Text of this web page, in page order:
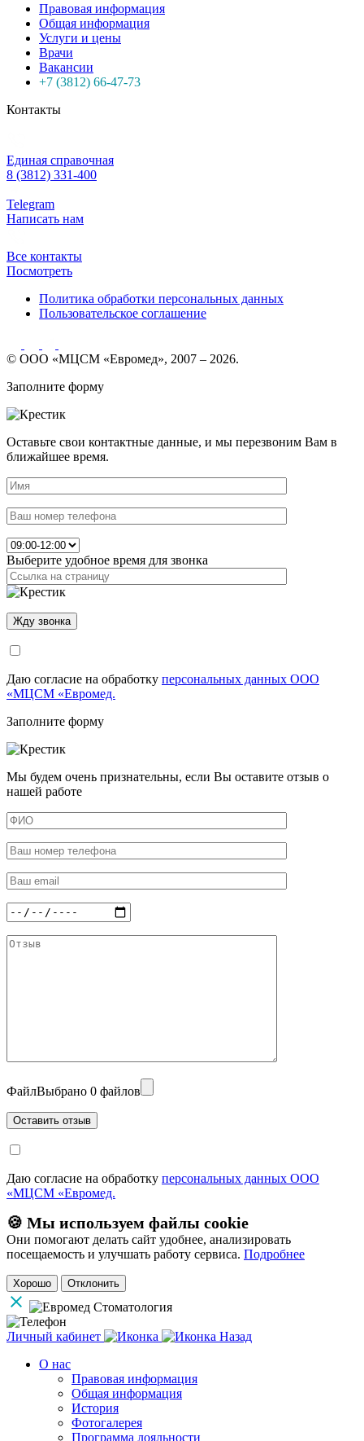
Правовая информация
Общая информация
Услуги и цены
Врачи
Вакансии
+7 (3812) 66-47-73
Контакты
Единая справочная
8 (3812) 331-400
Telegram
Написать нам
Все контакты
Посмотреть
Политика обработки персональных данных
Пользовательское соглашение
© ООО «МЦСМ «Евромед», 2007 – 2026.
Заполните форму
Оставьте свои контактные данные, и мы перезвоним Вам в
ближайшее время.
Выберите удобное время для звонка
Даю согласие на обработку персональных данных ООО
«МЦСМ «Евромед.
Заполните форму
Мы будем очень признательны, если Вы оставите отзыв о
нашей работе
ФайлВыбрано 0 файлов
Даю согласие на обработку персональных данных ООО
«МЦСМ «Евромед.
🍪 Мы используем файлы cookie
Они помогают делать сайт удобнее, анализировать
посещаемость и улучшать работу сервиса. Подробнее
Хорошо Отклонить
Личный кабинет
Назад
О нас
Правовая информация
Общая информация
История
Фотогалерея
Программа лояльности